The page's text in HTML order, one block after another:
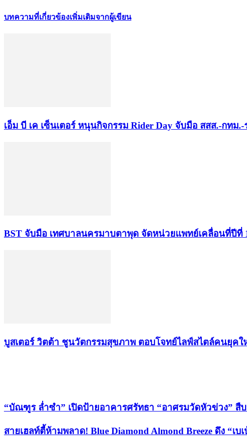
บทความที่เกี่ยวข้องเพิ่มเติมจากผู้เขียน
เอ็ม บี เค เซ็นเตอร์ หนุนกิจกรรม Rider Day จับมือ สสส.-กทม
BST จับมือ เทศบาลนครมาบตาพุด จัดหน่วยแพทย์เคลื่อนที่ปีที่
บูสเตอร์ วิตต้า ชูนวัตกรรมสุขภาพ ตอบโจทย์ไลฟ์สไตล์คนยุค
“บัณฑูร ล่ำซำ” เปิดป้ายอาคารศรัทธา “อาศรมวัดหัวข่วง”
สายเฮลท์ตี้ห้ามพลาด! Blue Diamond Almond Breeze ดึง “เ